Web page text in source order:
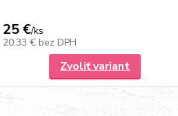
25 €/ks
20,33 € bez DPH
Zvoliť variant